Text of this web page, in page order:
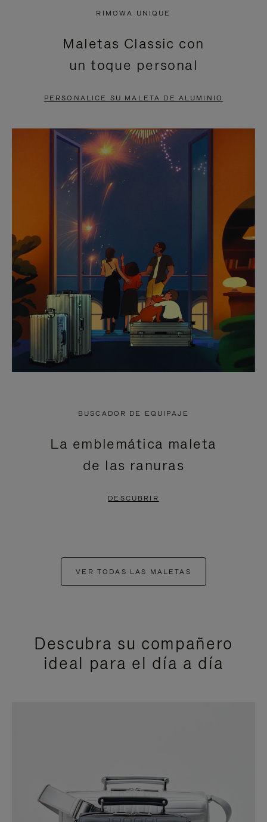
PAUSADO,
PULSE
PARA
ESTÁ
DESACTIVADO:
PULSE
ACTIVARLO.
RIMOWA UNIQUE
Maletas Classic con
un toque personal
PERSONALICE SU MALETA DE ALUMINIO
BUSCADOR DE EQUIPAJE
La emblemática maleta
de las ranuras
DESCUBRIR
VER TODAS LAS MALETAS
Descubra su compañero
ideal para el día a día